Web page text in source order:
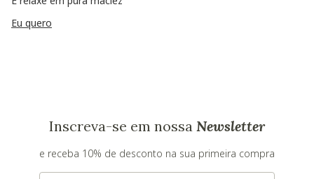
Eu quero
Inscreva-se em nossa Newsletter
e receba 10% de desconto na sua primeira compra
E-mail